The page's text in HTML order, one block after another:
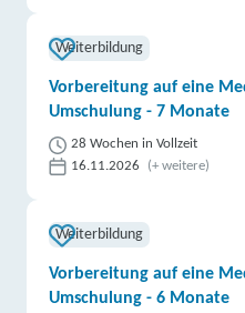
Weiterbildung
Vorbereitung auf eine
Umschulung - 7 Monate
28 Wochen in Vollzeit
16.11.2026
(+ weitere)
Weiterbildung
Vorbereitung auf eine
Umschulung - 6 Monate